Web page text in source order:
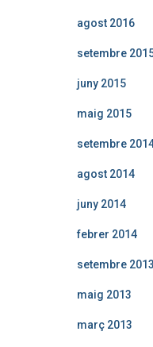
agost 2016
setembre
juny 2015
maig 2015
setembre
agost 2014
juny 2014
febrer 2014
setembre 2013
maig 2013
març 2013